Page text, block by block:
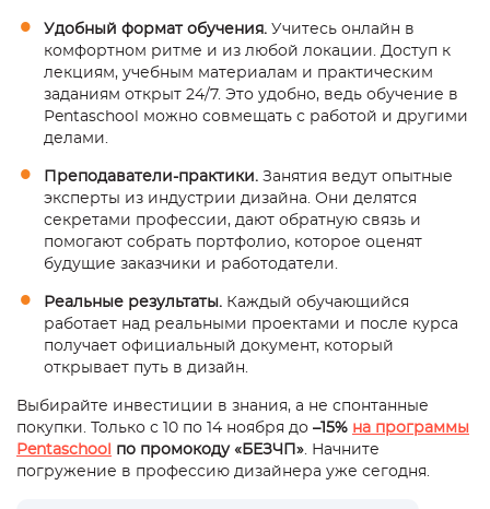
Удобный формат обучения. Учитесь онлайн в
комфортном ритме и из любой локации. Доступ к
лекциям, учебным материалам и практическим
заданиям открыт 24/7. Это удобно, ведь обучение в
Pentaschool можно совмещать с работой и другими
делами.
Преподаватели-практики. Занятия ведут опытные
эксперты из индустрии дизайна. Они делятся
секретами профессии, дают обратную связь и
помогают собрать портфолио, которое оценят
будущие заказчики и работодатели.
Реальные результаты. Каждый обучающийся
работает над реальными проектами и после курса
получает официальный документ, который
открывает путь в дизайн.
Выбирайте инвестиции в знания, а не спонтанные
покупки. Только с 10 по 14 ноября до –15% на программы
Pentaschool
по промокоду «БЕЗЧП» . Начните
погружение в профессию дизайнера уже сегодня.